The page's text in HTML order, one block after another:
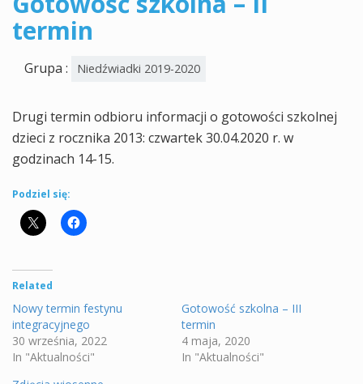
termin
Grupa : Niedźwiadki 2019-2020
Drugi termin odbioru informacji o gotowości szkolnej
dzieci z rocznika 2013: czwartek 30.04.2020 r. w
godzinach 14-15.
Podziel się:
Related
Nowy termin festynu
integracyjnego
30 września, 2022
In "Aktualności"
Gotowość szkolna – III
termin
4 maja, 2020
In "Aktualności"